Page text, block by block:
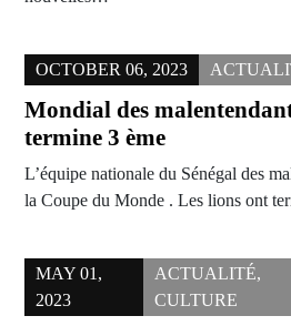
OCTOBER 06, 2023
Mondial des
termine 3 ème
L’équipe nationale du Sénégal des
la Coupe du Monde . Les lions ont
MAY 01,
2023
ACTUALITÉ,
CULTURE